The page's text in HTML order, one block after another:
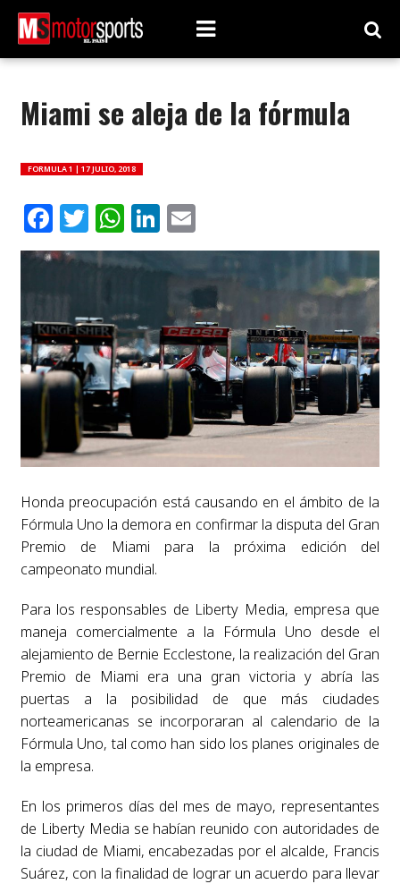
Miami se aleja de la fórmula
FORMULA 1 | 17 JULIO, 2018
Facebook
Twitter
WhatsApp
LinkedIn
Email
Honda preocupación está causando en el ámbito de la
Fórmula Uno la demora en confirmar la disputa del Gran
Premio de Miami para la próxima edición del
campeonato mundial.
Para los responsables de Liberty Media, empresa que
maneja comercialmente a la Fórmula Uno desde el
alejamiento de Bernie Ecclestone, la realización del Gran
Premio de Miami era una gran victoria y abría las
puertas a la posibilidad de que más ciudades
norteamericanas se incorporaran al calendario de la
Fórmula Uno, tal como han sido los planes originales de
la empresa.
En los primeros días del mes de mayo, representantes
de Liberty Media se habían reunido con autoridades de
la ciudad de Miami, encabezadas por el alcalde, Francis
Suárez, con la finalidad de lograr un acuerdo para llevar